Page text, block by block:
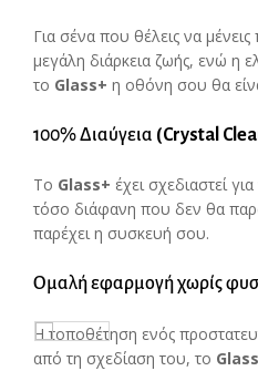
Για σένα που θέλεις να
μεγάλη διάρκεια ζωής, ενώ η
το Glass+ η οθόνη σου θα
100% Διαύγεια (Crystal
Το Glass+ έχει σχεδιαστεί
τόσο διάφανη που δεν θα
παρέχει η συσκευή σου.
Ομαλή εφαρμογή χωρίς
Η τοποθέτηση ενός
από τη σχεδίαση του, το Glass